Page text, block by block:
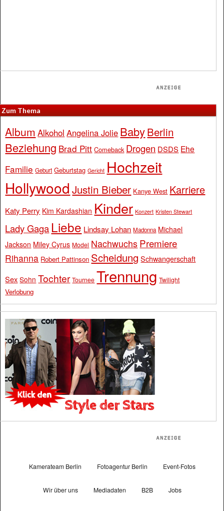
Zum Thema
Album Alkohol Angelina Jolie BabyBerlin
Beziehung Brad Pitt Comeback Drogen DSDS Ehe
Familie Geburt Geburtstag Gericht Hochzeit
Hollywood Justin Bieber Kanye West Karriere
Katy Perry Kim Kardashian Kinder Konzert Kristen Stewart
Lady Gaga Liebe Lindsay Lohan Madonna Michael
Jackson Miley Cyrus Model Nachwuchs Premiere
Rihanna Robert Pattinson Scheidung Schwangerschaft
Sex Sohn Tochter Tournee Trennung Twilight
Verlobung
Kamerateam Berlin Fotoagentur Berlin Event-Fotos
Wir über uns Mediadaten B2B Jobs